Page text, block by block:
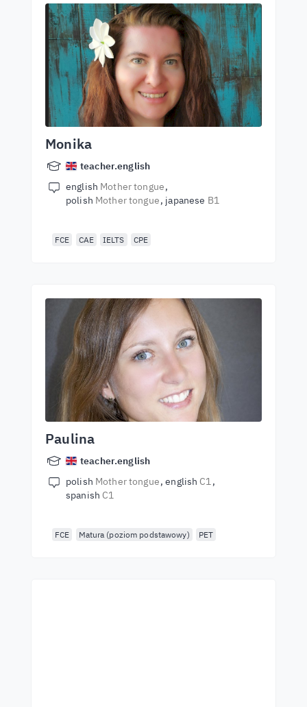
Monika
teacher.english
english Mother tongue
polish Mother tongue japanese B1
FCE CAE IELTS CPE
Paulina
teacher.english
polish Mother tongue english C1
spanish C1
FCE Matura (poziom podstawowy) PET